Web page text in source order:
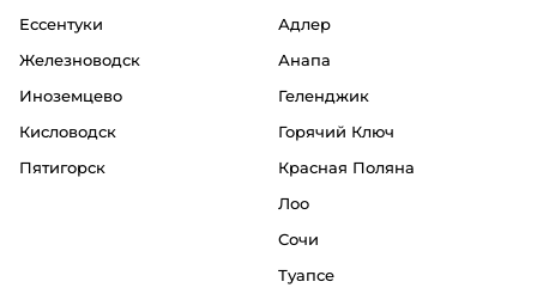
Ессентуки
Железноводск
Иноземцево
Кисловодск
Пятигорск
Адлер
Анапа
Геленджик
Горячий Ключ
Красная Поляна
Лоо
Сочи
Туапсе